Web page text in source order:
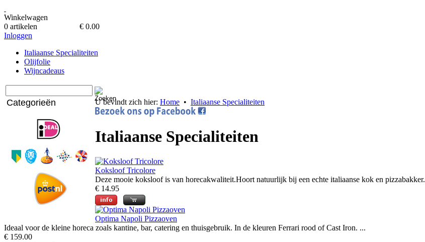
Winkelwagen
0 artikelen
€ 0.00
Inloggen
Italiaanse Specialiteiten
Olijfolie
Wijncadeaus
Categorieën U bevindt zich hier: Home • Italiaanse Specialiteiten
Italiaanse Specialiteiten
Koksloof Tricolore
Deze mooie koksloof is van horecakwaliteit.Hoort natuurlijk bij een echte italiaanse kok en pizzabakker.
€ 14.95
Optima Napoli Pizzaoven
Ideaal voor de kleine horeca zoals kantine, bar, catering en thuisgebruik. In de kleuren Ferrari rood of Cast Iron. ...
€ 159.00